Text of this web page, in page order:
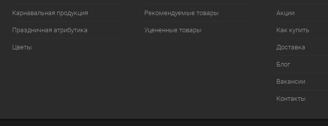
Карнавальная продукция
Праздничная атрибутика
Цветы
Рекомендуемые товары
Уцененные товары
Акции
Как купить
Доставка
Блог
Вакансии
Контакты